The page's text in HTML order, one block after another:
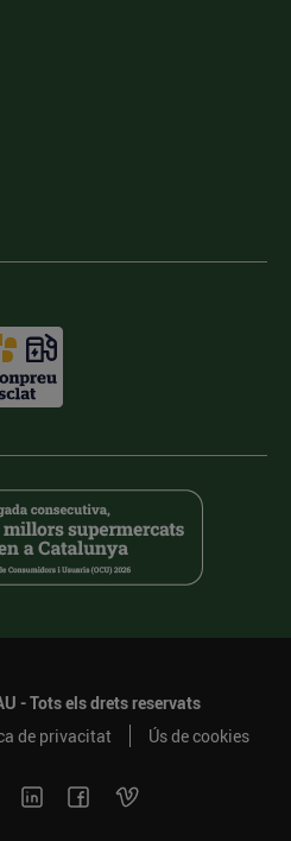
- Tots els drets reservats
de privacitat Ús de cookies